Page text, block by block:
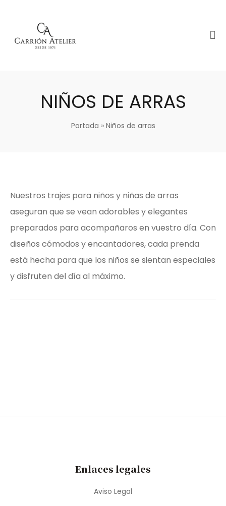
NIÑOS DE ARRAS
Portada » Niños de arras
Nuestros trajes para niños y niñas de arras
aseguran que se vean adorables y elegantes
preparados para acompañaros en vuestro día. Con
diseños cómodos y encantadores, cada prenda
está hecha para que los niños se sientan especiales
y disfruten del día al máximo.
Enlaces legales
Aviso Legal